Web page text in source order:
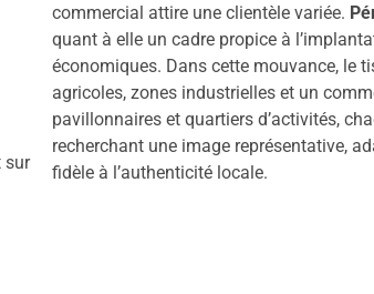
sur
commercial attire une clientèle variée.
quant à elle un cadre propice à
économiques. Dans cette mouvance, le
agricoles, zones industrielles et un
pavillonnaires et quartiers d’activités,
recherchant une image représentative,
fidèle à l’authenticité locale.